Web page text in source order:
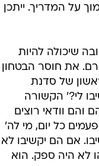
על המדריך. ייתכן
שיכולה להיות
את חוסר הבטחון
של סדנת
לי?' הקשורה
והם וודאי רוצים
כל יום, מי לה'
אם הם יקשיבו לא
לא היה ספק. הוא